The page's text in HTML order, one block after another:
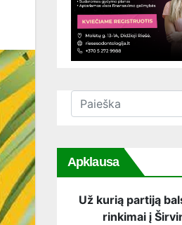
Apklausa
Už kurią partiją
rinkimai į